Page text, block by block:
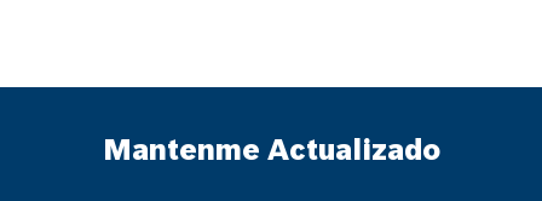
Mantenme Actualizado